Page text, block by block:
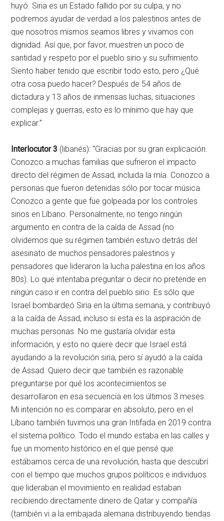
huyó. Siria es un Estado fallido por su culpa, y no
podremos ayudar de verdad a los palestinos antes de
que nosotros mismos seamos libres y vivamos con
dignidad. Así que, por favor, muestren un poco de
santidad y respeto por el pueblo sirio y su sufrimiento.
Siento haber tenido que escribir todo esto, pero ¿Qué
otra cosa puedo hacer? Después de 54 años de
dictadura y 13 años de inmensas luchas, situaciones
complejas y guerras, esto es lo mínimo que hay que
explicar.”
Interlocutor3 (libanés): “Gracias por su gran explicación.
Conozco a muchas familias que sufrieron el impacto
directo del régimen de Assad, incluida la mía. Conozco a
personas que fueron detenidas sólo por tocar música.
Conozco a gente que fue golpeada por los controles
sirios en Líbano. Personalmente, no tengo ningún
argumento en contra de la caída de Assad (no
olvidemos que su régimen también estuvo detrás del
asesinato de muchos pensadores palestinos y
pensadores que lideraron la lucha palestina en los años
80s). Lo que intentaba preguntar o decir no pretende en
ningún caso ir en contra del pueblo sirio. Es sólo que
Israel bombardeó Siria en la última semana, y contribuyó
a la caída de Assad, incluso si esta es la aspiración de
muchas personas. No me gustaría olvidar esta
información, y esto no quiere decir que Israel está
ayudando a la revolución siria, pero sí ayudó a la caída
de Assad. Quiero decir que también es razonable
preguntarse por qué los acontecimientos se
desarrollaron en esa secuencia en los últimos 3 meses.
Mi intención no es comparar en absoluto, pero en el
Líbano también tuvimos una gran Intifada en 2019 contra
el sistema político. Todo el mundo estaba en las calles y
fue un momento histórico en el que pensé que
estábamos cerca de una revolución, hasta que descubrí
con el tiempo que muchos grupos políticos e individuos
que lideraban el movimiento en realidad estaban
recibiendo directamente dinero de Qatar y compañía
(también vi a la embajada alemana distribuyendo tiendas